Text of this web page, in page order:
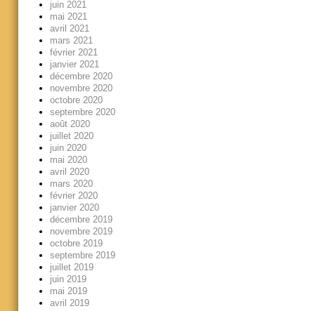
juin 2021
mai 2021
avril 2021
mars 2021
février 2021
janvier 2021
décembre 2020
novembre 2020
octobre 2020
septembre 2020
août 2020
juillet 2020
juin 2020
mai 2020
avril 2020
mars 2020
février 2020
janvier 2020
décembre 2019
novembre 2019
octobre 2019
septembre 2019
juillet 2019
juin 2019
mai 2019
avril 2019